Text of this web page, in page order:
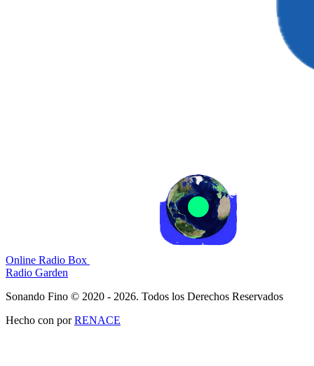
Online Radio Box
Radio Garden
Sonando Fino © 2020 - 2026. Todos los Derechos Reservados
Hecho con porRENACE